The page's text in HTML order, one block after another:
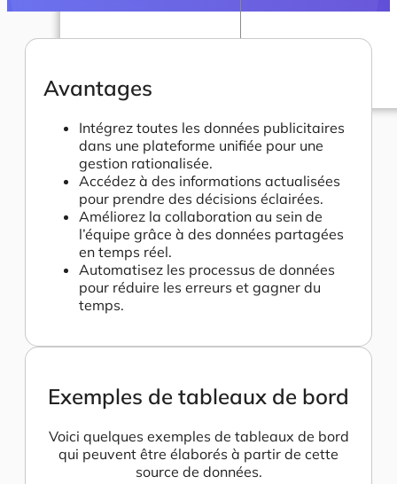
Avantages
Intégrez toutes les données publicitaires
dans une plateforme unifiée pour une
gestion rationalisée.
Accédez à des informations actualisées
pour prendre des décisions éclairées.
Améliorez la collaboration au sein de
l’équipe grâce à des données partagées
en temps réel.
Automatisez les processus de données
pour réduire les erreurs et gagner du
temps.
Exemples de tableaux de bord
Voici quelques exemples de tableaux de bord
qui peuvent être élaborés à partir de cette
source de données.